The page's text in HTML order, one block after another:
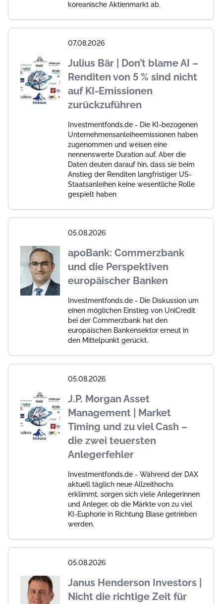
koreanische Aktienmarkt ab.
07.08.2026
Julius Bär | Don’t blame AI –
Renditen von 5 % sind nicht
auf KI-Emissionen
zurückzuführen
Investmentfonds.de - Die KI-bezogenen
Unternehmensanleiheemissionen haben
zugenommen und weisen eine
nennenswerte Duration auf. Aber die
Daten deuten darauf hin, dass sie beim
Anstieg der Renditen langfristiger US-
Staatsanleihen keine wesentliche Rolle
gespielt haben
05.08.2026
apoBank: Commerzbank
und die Perspektiven
europäischer Banken
Investmentfonds.de - Die Diskussion um
einen möglichen Einstieg von UniCredit
bei der Commerzbank hat den
europäischen Bankensektor erneut in
den Mittelpunkt gerückt.
05.08.2026
J.P. Morgan Asset
Management | Market
Timing und zu viel Cash –
die zwei teuersten
Anlegerfehler
Investmentfonds.de - Während der DAX
aktuell täglich neue Allzeithochs
erklimmt, sorgen sich viele Anlegerinnen
und Anleger, ob die Märkte von zu viel
KI-Euphorie in Richtung Blase getrieben
werden.
05.08.2026
Janus Henderson Investors |
Nicht die richtige Zeit für